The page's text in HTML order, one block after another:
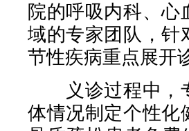
院的呼吸内科、心
域的专家团队，针
节性疾病重点展开
义诊过程中，专
体情况制定个性化